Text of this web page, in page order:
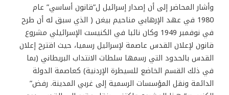
وأشار المحاضر إلى أن إصدار إسرائيل ل”قانون أساسي” عام
1980 في عهد الإرهابي مناحيم بيغن ( الذي سبق له أن طرح
في نوفمبر 1949 وكان نائبا في الكنيست الإسرائيلي مشروع
قانون لإعلان القدس عاصمة لإسرائيل رسميا، حيث اقترح إعلان
القدس بالحدود التي رسمها سلطات الانتداب البريطاني (بما
في ذلك القسم الخاضع للسيطرة الإردنية) كعاصمة الدولة
الدائمة ونقل المؤسسات الرسمية إلى غربي المدينة. رفض”